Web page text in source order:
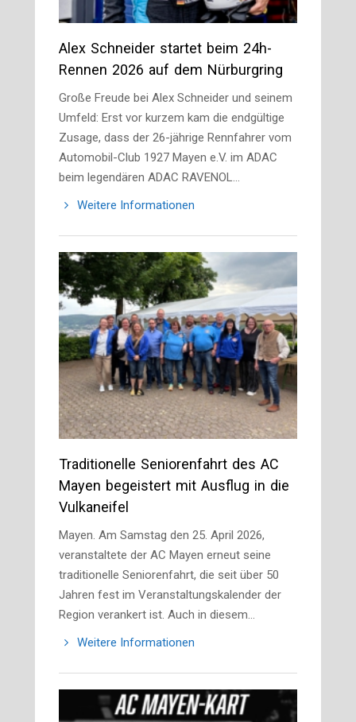
Alex Schneider startet beim 24h-
Rennen 2026 auf dem Nürburgring
Große Freude bei Alex Schneider und seinem
Umfeld: Erst vor kurzem kam die endgültige
Zusage, dass der 26-jährige Rennfahrer vom
Automobil-Club 1927 Mayen e.V. im ADAC
beim legendären ADAC RAVENOL…
Weitere Informationen
Traditionelle Seniorenfahrt des AC
Mayen begeistert mit Ausflug in die
Vulkaneifel
Mayen. Am Samstag den 25. April 2026,
veranstaltete der AC Mayen erneut seine
traditionelle Seniorenfahrt, die seit über 50
Jahren fest im Veranstaltungskalender der
Region verankert ist. Auch in diesem…
Weitere Informationen